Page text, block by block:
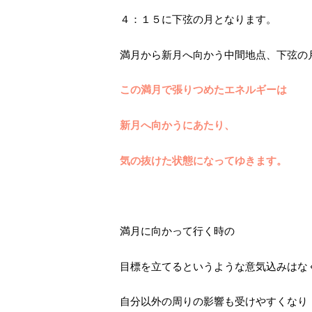
４：１５に下弦の月となります。
満月から新月へ向かう中間地点、下弦の
この満月で張りつめたエネルギーは
新月へ向かうにあたり、
気の抜けた状態になってゆきます。
満月に向かって行く時の
目標を立てるというような意気込みはな
自分以外の周りの影響も受けやすくなり